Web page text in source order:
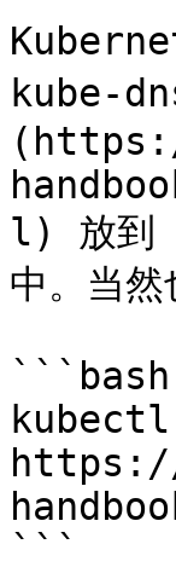
kube-
l) 放到
中。当然
```bash
```